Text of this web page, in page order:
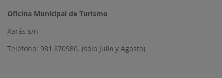
Oficina Municipal de Turismo
Xarás s/n
Teléfono: 981 870980. (sólo Julio y Agosto)